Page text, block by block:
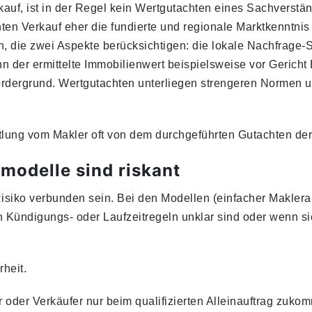
ist in der Regel kein Wertgutachten eines
Verkauf eher die fundierte und regionale
die zwei Aspekte berücksichtigen: die lokale
der ermittelte Immobilienwert beispielsweise vor
Wertgutachten unterliegen strengeren Normen
vom Makler oft von dem durchgeführten Gutachten
sind riskant
verbunden sein. Bei den Modellen (einfacher
oder Laufzeitregeln unklar sind oder wenn
Verkäufer nur beim qualifizierten Alleinauftrag